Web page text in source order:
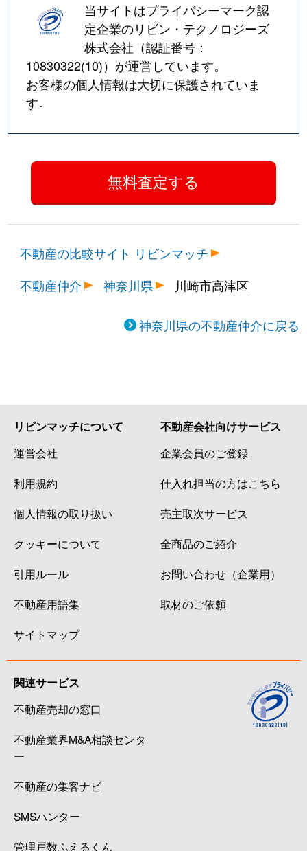
当サイトはプライバシーマーク認
定企業のリビン・テクノロジーズ
株式会社（認証番号：
10830322(10)）が運営しています。
お客様の個人情報は大切に保護されていま
す。
不動産の比較サイト リビンマッチ
不動産仲介
神奈川県 川崎市高津区
神奈川県の不動産仲介に戻る
リビンマッチについて
運営会社
利用規約
個人情報の取り扱い
クッキーについて
引用ルール
不動産用語集
サイトマップ
不動産会社向けサービス
企業会員のご登録
仕入れ担当の方はこちら
売主取次サービス
全商品のご紹介
お問い合わせ（企業用）
取材のご依頼
関連サービス
不動産売却の窓口
不動産業界M&A相談センタ
ー
不動産の集客ナビ
SMSハンター
管理戸数ふえるくん